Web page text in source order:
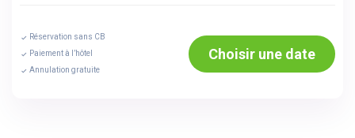
Réservation sans CB
Paiement à l’hôtel
Annulation gratuite
Choisir une date